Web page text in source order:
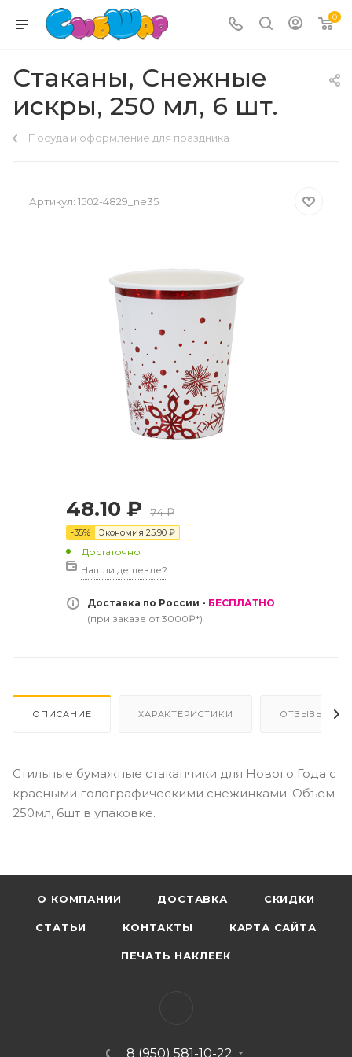
0
Стаканы, Снежные
искры, 250 мл, 6 шт.
Посуда и оформление для праздника
Артикул: 1502-4829_ne35
48.10 ₽ 74₽
-35% Экономия 25.90 ₽
Достаточно
Нашли дешевле?
Доставка по России - БЕСПЛАТНО
(при заказе от 3000₽*)
ОПИСАНИЕ ХАРАКТЕРИСТИКИ ОТЗЫВЫ
Стильные бумажные стаканчики для Нового Года с
красными голографическими снежинками. Объем
250мл, 6шт в упаковке.
О КОМПАНИИ ДОСТАВКА СКИДКИ
СТАТЬИ КОНТАКТЫ КАРТА САЙТА
ПЕЧАТЬ НАКЛЕЕК
8 (950) 581-10-22